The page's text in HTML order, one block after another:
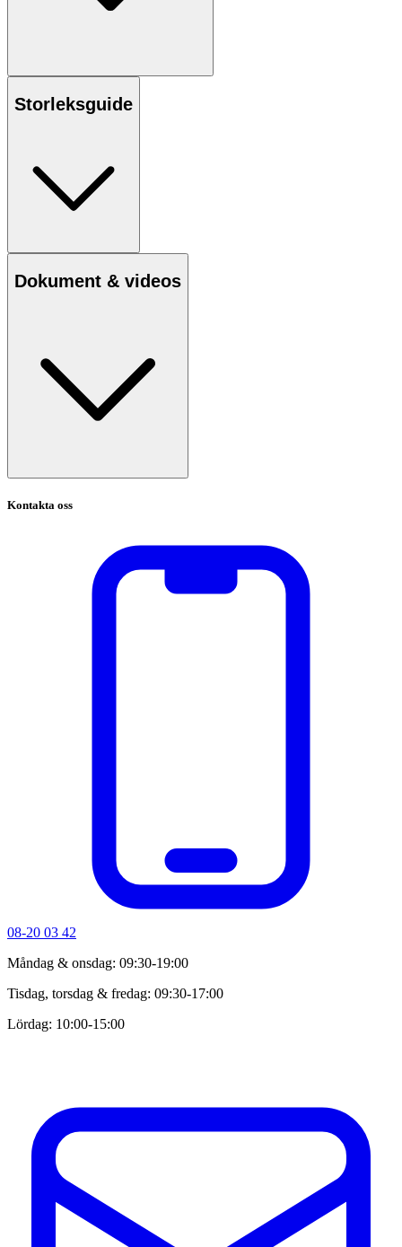
Storleksguide
Dokument & videos
Kontakta oss
08-20 03 42
Måndag & onsdag: 09:30-19:00
Tisdag, torsdag & fredag: 09:30-17:00
Lördag: 10:00-15:00